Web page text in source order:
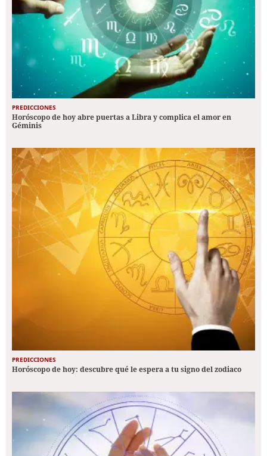
PREDICCIONES
Horóscopo de hoy abre puertas a Libra y complica el amor en
Géminis
PREDICCIONES
Horóscopo de hoy: descubre qué le espera a tu signo del zodiaco